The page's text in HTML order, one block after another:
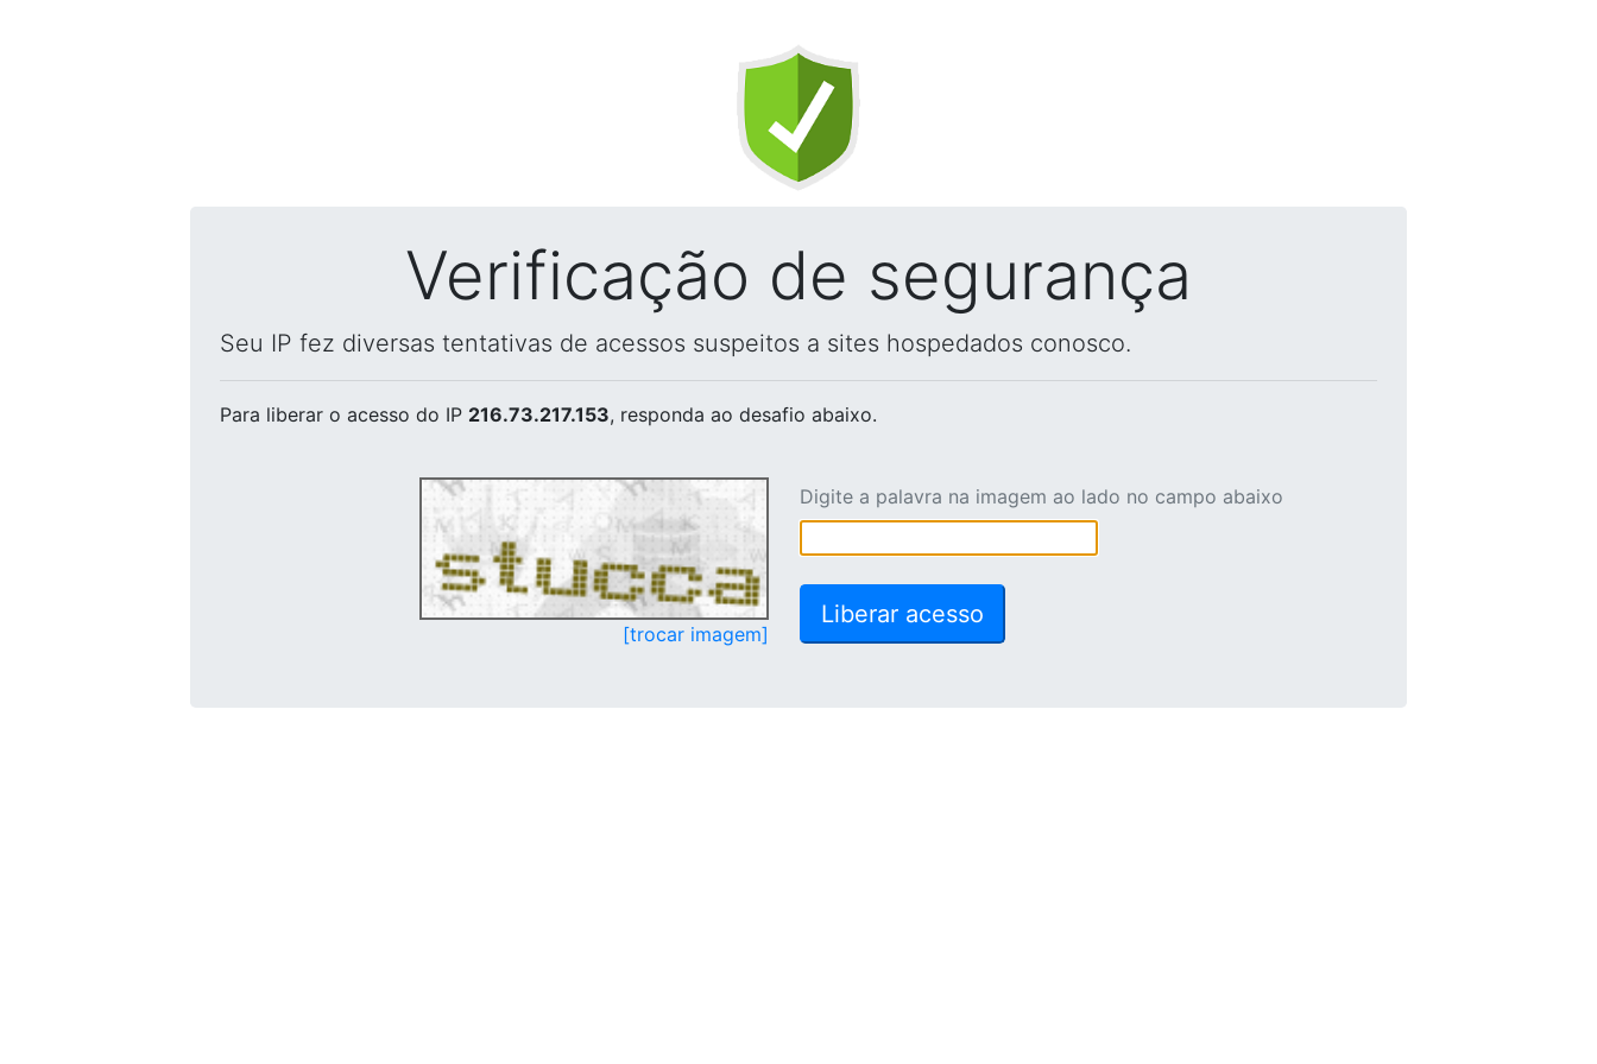
Verificação de segurança
Seu IP fez diversas tentativas de acessos suspeitos a sites hospedados conosco.
Para liberar o acesso do IP 216.73.217.153, responda ao desafio abaixo.
[trocar imagem]
Digite a palavra na imagem ao lado no campo abaixo